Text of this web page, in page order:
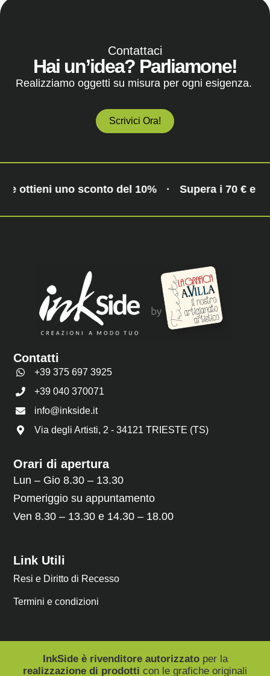
Contattaci
Hai un’idea? Parliamone!
Realizziamo oggetti su misura per ogni esigenza.
Scrivici Ora!
e ottieni uno sconto del 10% · Supera i 70 € e
Contatti
+39 375 697 3925
+39 040 370071
info@inkside.it
Via degli Artisti, 2 - 34121 TRIESTE (TS)
Orari di apertura
Lun – Gio 8.30 – 13.30
Pomeriggio su appuntamento
Ven 8.30 – 13.30 e 14.30 – 18.00
Link Utili
Resi e Diritto di Recesso
Termini e condizioni
InkSide è rivenditore autorizzatoper la
realizzazione di prodotti con le grafiche originali